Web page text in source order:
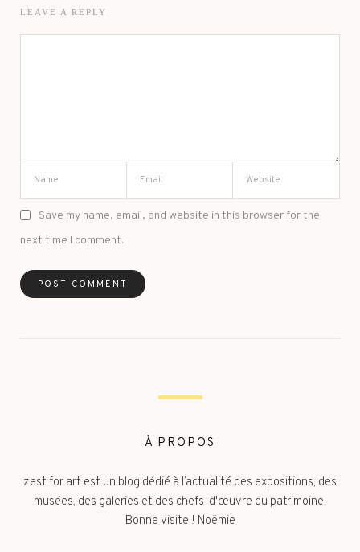
LEAVE A REPLY
Save my name, email, and website in this browser for the
next time I comment.
À PROPOS
zest for art est un blog dédié à l’actualité des expositions, des
musées, des galeries et des chefs-d'œuvre du patrimoine.
Bonne visite ! Noëmie